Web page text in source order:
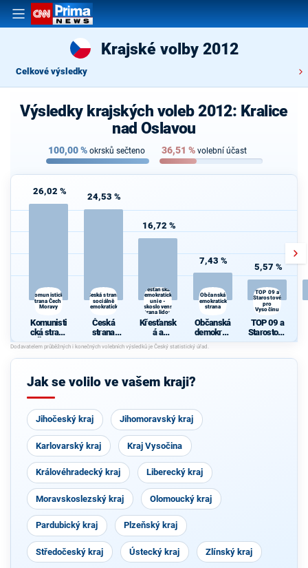
Krajské volby 2012
Celkové výsledky
Výsledky krajských voleb 2012: Kralice
nad Oslavou
100,00% okrsků sečteno 36,51 % volební účast
26,02 %
Komunistická
strana Čech a
Moravy
Komunisti
cká strana
Čech a
Moravy
24,53 %
Česká strana
sociálně
demokratická
Česká
strana
sociálně
demokrati
cká
16,72 %
Křesťanská a
demokratická
unie -
Československá
strana lidová
Křesťansk
á a
demokrati
cká unie -
Českoslov
strana
7,43 %
Občanská
demokratická
strana
Občanská
demokrati
cká strana
5,57 %
TOP 09 a
Starostové
pro
Vysočinu
TOP 09 a
Starostové
pro
Jak se volilo ve vašem kraji?
Jihočeský kraj Jihomoravský kraj
Karlovarský kraj Kraj Vysočina
Královéhradecký kraj Liberecký kraj
Moravskoslezský kraj Olomoucký kraj
Pardubický kraj Plzeňský kraj
Středočeský kraj Ústecký kraj Zlínský kraj